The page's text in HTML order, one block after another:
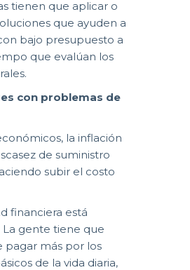
tienen que aplicar o
que ayuden a
bajo presupuesto a
que evalúan los
con problemas de
la inflación
de suministro
subir el costo
financiera está
La gente tiene que
pagar más por los
de la vida diaria,